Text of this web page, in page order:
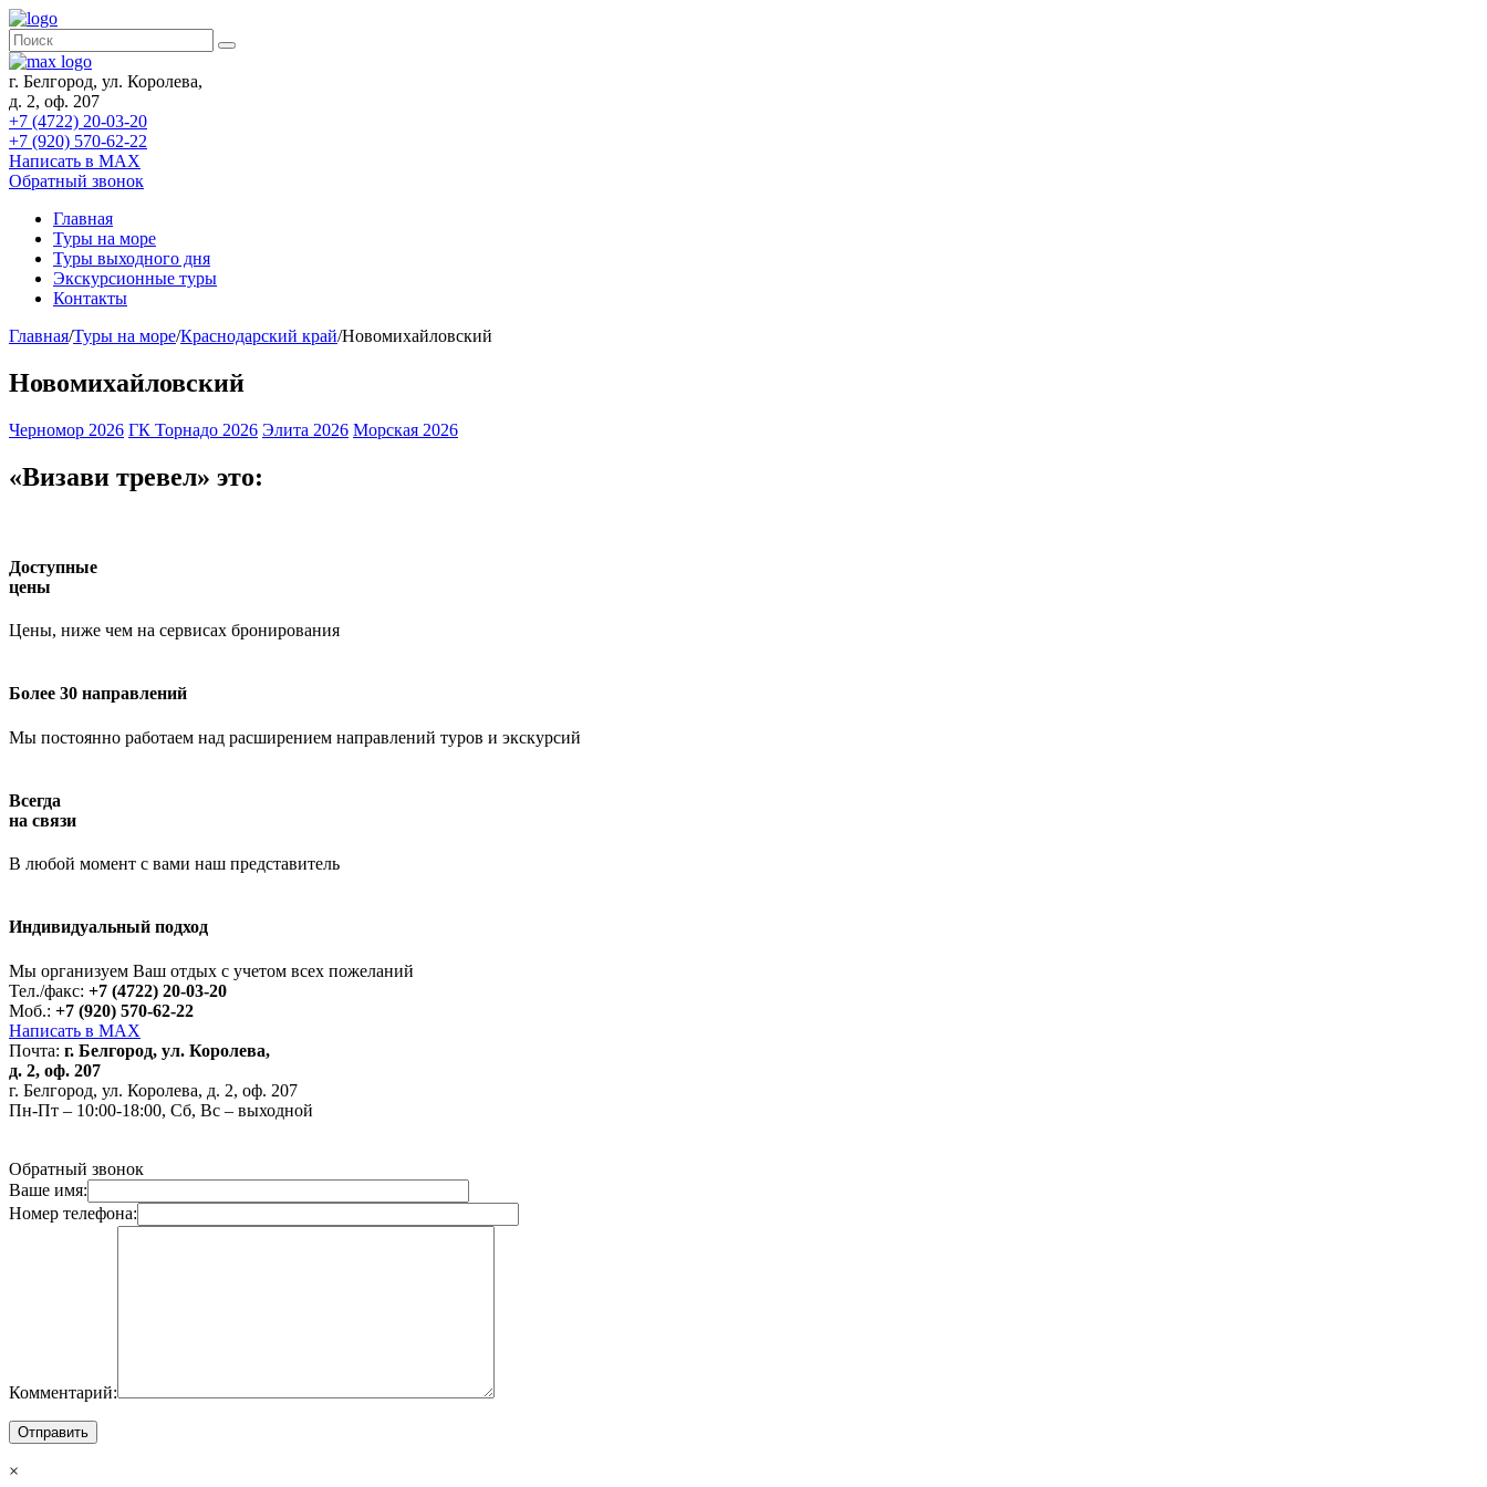
г. Белгород, ул. Королева,
д. 2, оф. 207
+7 (4722) 20-03-20
+7 (920) 570-62-22
Написать в MAX
Обратный звонок
Главная
Туры на море
Туры выходного дня
Экскурсионные туры
Контакты
Главная/Туры на море/Краснодарский край/Новомихайловский
Новомихайловский
Черномор 2026 ГК Торнадо 2026 Элита 2026 Морская 2026
«Визави тревел» это:
Доступные
цены
Цены, ниже чем на сервисах бронирования
Более 30 направлений
Мы постоянно работаем над расширением направлений туров и экскурсий
Всегда
на связи
В любой момент с вами наш представитель
Индивидуальный подход
Мы организуем Ваш отдых с учетом всех пожеланий
Тел./факс: +7 (4722) 20-03-20
Моб.: +7 (920) 570-62-22
Написать в MAX
Почта: г. Белгород, ул. Королева,
д. 2, оф. 207
г. Белгород, ул. Королева, д. 2, оф. 207
Пн-Пт – 10:00-18:00, Сб, Вс – выходной
Обратный звонок
Ваше имя:
Номер телефона:
Комментарий:
×